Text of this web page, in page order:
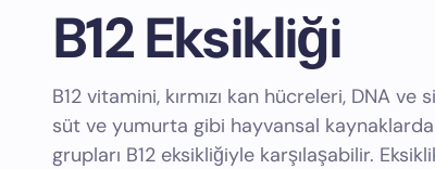
B12 Eksikliği
B12 vitamini, kırmızı kan hücreleri, DNA ve
süt ve yumurta gibi hayvansal
grupları B12 eksikliğiyle karşılaşabilir.